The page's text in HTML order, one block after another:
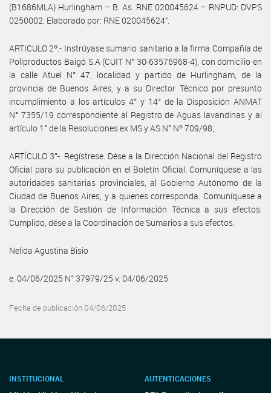
(B1686MLA) Hurlingham – B. As. RNE 020045624 – RNPUD: DVPS
0250002. Elaborado por: RNE 020045624”.
ARTICULO 2º.- Instrúyase sumario sanitario a la firma Compañía de
Poliproductos Baigó S.A (CUIT N° 30-63576968-4), con domicilio en
la calle Atuel N° 47, localidad y partido de Hurlingham, de la
provincia de Buenos Aires, y a su Director Técnico por presunto
incumplimiento a los artículos 4° y 14° de la Disposición ANMAT
N° 7355/19 correspondiente al Registro de Aguas lavandinas y al
artículo 1° de la Resoluciones ex MS y AS N° Nº 709/98;.
ARTÍCULO 3°-. Regístrese. Dése a la Dirección Nacional del Registro
Oficial para su publicación en el Boletín Oficial. Comuníquese a las
autoridades sanitarias provinciales, al Gobierno Autónomo de la
Ciudad de Buenos Aires, y a quienes corresponda. Comuníquese a
la Dirección de Gestión de Información Técnica a sus efectos.
Cumplido, dése a la Coordinación de Sumarios a sus efectos.
Nelida Agustina Bisio
e. 04/06/2025 N° 37979/25 v. 04/06/2025
Fecha de publicación 04/06/2025
INSTITUCIONAL AUTENTICACIONES